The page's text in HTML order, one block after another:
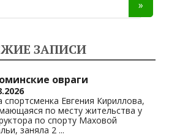
s
A
p
p
y
Li
n
k
ЗАПИСИ
овраги
спортсменка Евгения Кириллова,
по месту жительства у
по спорту Маховой
заняла 2 ...